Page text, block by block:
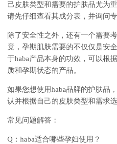
己皮肤类型和需要的护肤品尤为
请先仔细查看其成分表，并询问专
除了安全性之外，还有一个需要
竟，孕期肌肤需要的不仅仅是安
于haba产品本身的功效，可以根
质和孕期状态的产品。
如果您想使用haba品牌的护肤品
认并根据自己的皮肤类型和需求
常见问题解答：
Q：haba适合哪些孕妇使用？